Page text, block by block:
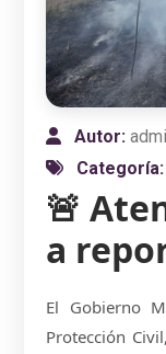
Autor:
Categoría:
🚨
a
El Gobierno
Protección